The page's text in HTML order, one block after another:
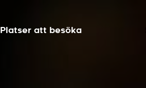
Platser att besöka